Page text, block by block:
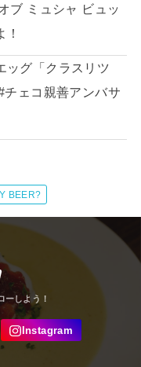
ブ ミュシャ ビュッ
ッグ「クラスリツ
チェコ親善アンバサ
BEER?